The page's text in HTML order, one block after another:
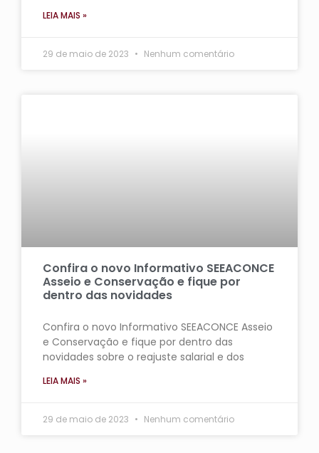
LEIA MAIS »
29 de maio de 2023 Nenhum comentário
Confira o novo Informativo SEEACONCE
Asseio e Conservação e fique por
dentro das novidades
Confira o novo Informativo SEEACONCE Asseio
e Conservação e fique por dentro das
novidades sobre o reajuste salarial e dos
LEIA MAIS »
29 de maio de 2023 Nenhum comentário